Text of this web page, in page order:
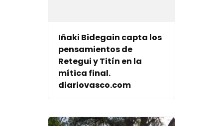
Iñaki Bidegain capta los
pensamientos de
Retegui y Titín en la
mítica final.
diariovasco.com